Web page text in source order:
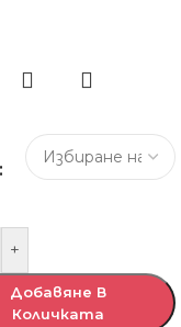
+
Добавяне В
Количката